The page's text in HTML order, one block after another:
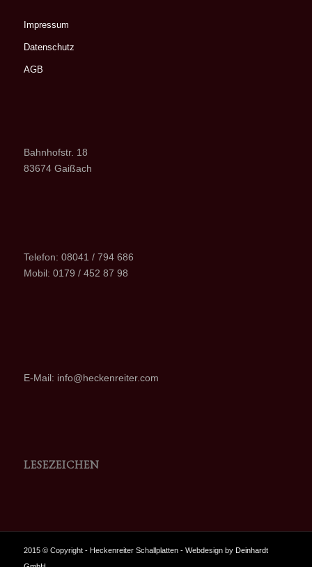
Impressum
Datenschutz
AGB
Bahnhofstr. 18
83674 Gaißach
Telefon: 08041 / 794 686
Mobil: 0179 / 452 87 98
E-Mail: info@heckenreiter.com
LESEZEICHEN
2015 © Copyright - Heckenreiter Schallplatten - Webdesign by Deinhardt